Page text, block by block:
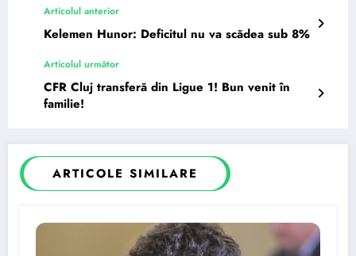
Articolul anterior
Kelemen Hunor: Deficitul nu va scădea sub 8%
Articolul următor
CFR Cluj transferă din Ligue 1! Bun venit în
familie!
ARTICOLE SIMILARE